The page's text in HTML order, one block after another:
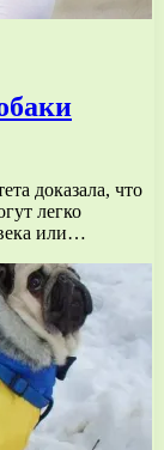
доказала, что
легко
или…